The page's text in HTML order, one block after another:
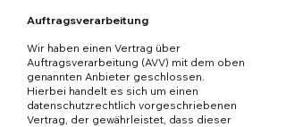
Auftragsverarbeitung
Wir haben einen Vertrag über
Auftragsverarbeitung (AVV) mit dem oben
genannten Anbieter geschlossen.
Hierbei handelt es sich um einen
datenschutzrechtlich vorgeschriebenen
Vertrag, der gewährleistet, dass dieser